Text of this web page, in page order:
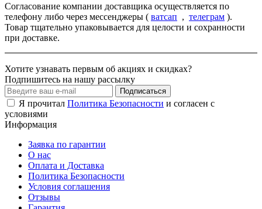
Согласование компании доставщика осуществляется по
телефону либо через мессенджеры ( ватсап , телеграм ).
Товар тщательно упаковывается для целости и сохранности
при доставке.
Хотите узнавать первым об акциях и скидках?
Подпишитесь на нашу рассылку
Подписаться
Я прочитал Политика Безопасности и согласен с
условиями
Информация
Заявка по гарантии
О нас
Оплата и Доставка
Политика Безопасности
Условия соглашения
Отзывы